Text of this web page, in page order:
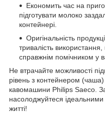
Економить час на
підготувати молоко
контейнері.
Оригінальність
тривалість
справжнім помічником у
Не втрачайте можливості
рівень з контейнером
кавомашини Philips Saeco.
насолоджуйтеся
житті!